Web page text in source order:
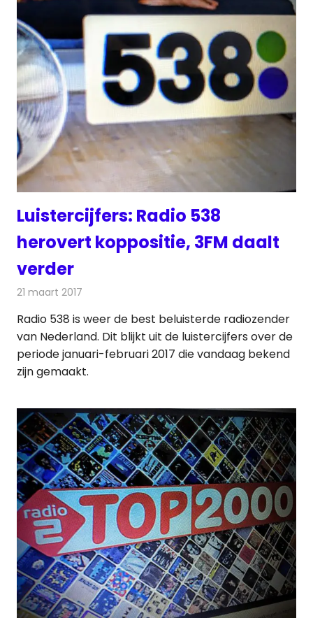
Luistercijfers: Radio 538
herovert koppositie, 3FM daalt
verder
21 maart 2017
Radio 538 is weer de best beluisterde radiozender
van Nederland. Dit blijkt uit de luistercijfers over de
periode januari-februari 2017 die vandaag bekend
zijn gemaakt.